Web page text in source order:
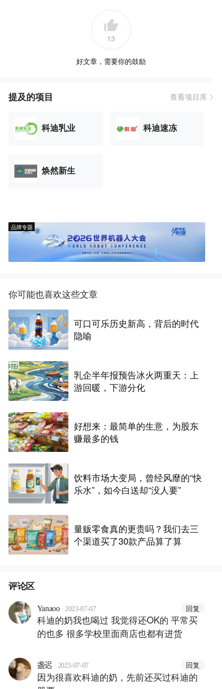
13
好文章，需要你的鼓励
提及的项目 查看项目库
科迪乳业 科迪速冻
焕然新生
品牌专题
你可能也喜欢这些文章
可口可乐历史新高，背后的时代
隐喻
乳企半年报预告冰火两重天：上
游回暖，下游分化
好想来：最简单的生意，为股东
赚最多的钱
饮料市场大变局，曾经风靡的“快
乐水”，如今白送却“没人要”
量贩零食真的更贵吗？我们去三
个渠道买了30款产品算了算
评论区
Yanaoo · 2023-07-07 回复
科迪的奶我也喝过 我觉得还OK的 平常买
的也多 很多学校里面商店也都有进货
盏迟 · 2023-07-07 回复
因为很喜欢科迪的奶，先前还买过科迪的